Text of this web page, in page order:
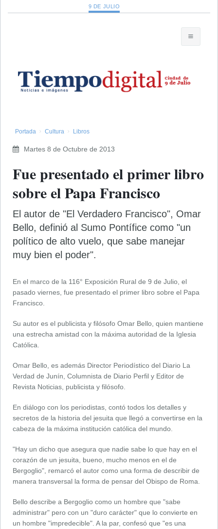
9 DE JULIO
Portada Cultura Libros
Martes 8 de Octubre de 2013
Fue presentado el primer libro
sobre el Papa Francisco
El autor de "El Verdadero Francisco", Omar
Bello, definió al Sumo Pontífice como "un
político de alto vuelo, que sabe manejar
muy bien el poder".
En el marco de la 116° Exposición Rural de 9 de Julio, el
pasado viernes, fue presentado el primer libro sobre el Papa
Francisco.
Su autor es el publicista y filósofo Omar Bello, quien mantiene
una estrecha amistad con la máxima autoridad de la Iglesia
Católica.
Omar Bello, es además Director Periodístico del Diario La
Verdad de Junín, Columnista de Diario Perfil y Editor de
Revista Noticias, publicista y filósofo.
En diálogo con los periodistas, contó todos los detalles y
secretos de la historia del jesuita que llegó a convertirse en la
cabeza de la máxima institución católica del mundo.
"Hay un dicho que asegura que nadie sabe lo que hay en el
corazón de un jesuita, bueno, mucho menos en el de
Bergoglio", remarcó el autor como una forma de describir de
manera transversal la forma de pensar del Obispo de Roma.
Bello describe a Bergoglio como un hombre que "sabe
administrar" pero con un "duro carácter" que lo convierte en
un hombre "impredecible". A la par, confesó que "es una